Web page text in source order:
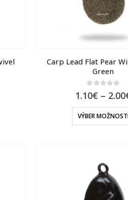
Carp Lead Flat Pear
Green
1.10€ – 2.00
VÝBER